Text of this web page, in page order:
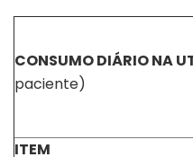
CONSUMO DIÁRIO NA
paciente)
ITEM